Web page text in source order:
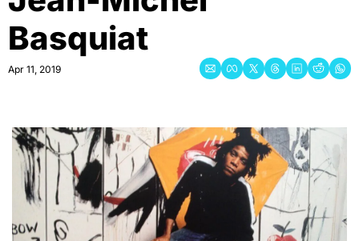
Basquiat
Apr 11, 2019